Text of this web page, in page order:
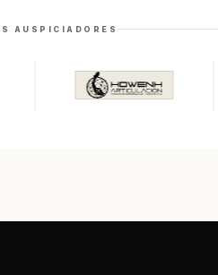
AUSPICIADORES